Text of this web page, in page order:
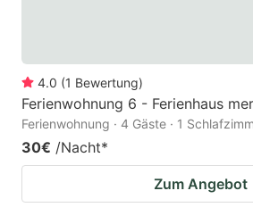
4.0 (1 Bewertung)
Ferienwohnung 6 - Ferienhaus
Ferienwohnung · 4 Gäste · 1
30€ /Nacht*
Zum Angebot